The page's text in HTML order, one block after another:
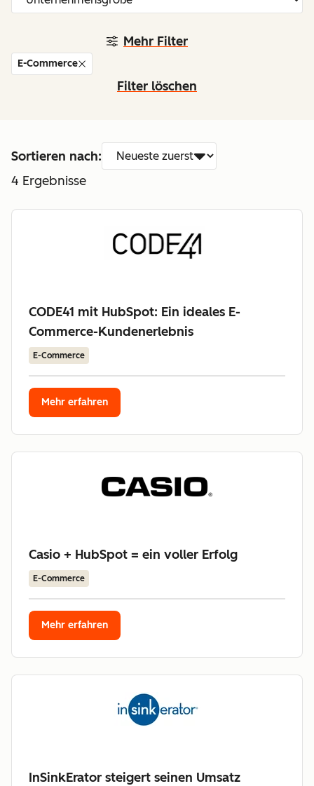
Mehr Filter
E-Commerce
Filter löschen
Sortieren nach:
4 Ergebnisse
CODE41 mit HubSpot: Ein ideales E-
Commerce-Kundenerlebnis
E-Commerce
Mehr erfahren
Casio + HubSpot = ein voller Erfolg
E-Commerce
Mehr erfahren
InSinkErator steigert seinen Umsatz